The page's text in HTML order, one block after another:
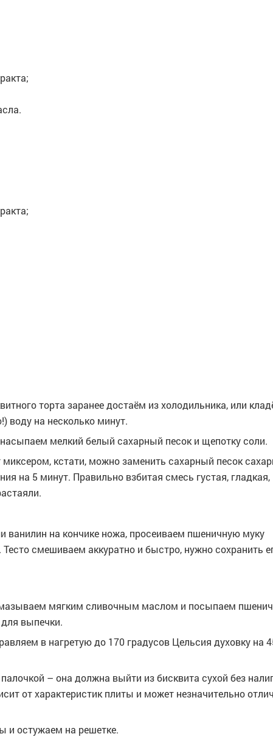
торта заранее достаём из холодильника, или
воду на несколько минут.
мелкий белый сахарный песок и щепотку соли.
кстати, можно заменить сахарный песок
на 5 минут. Правильно взбитая смесь густая, гладкая,
ванилин на кончике ножа, просеиваем пшеничную муку
смешиваем аккуратно и быстро, нужно сохранить
мягким сливочным маслом и посыпаем
выпечки.
в нагретую до 170 градусов Цельсия духовку на
– она должна выйти из бисквита сухой без
от характеристик плиты и может незначительно
и остужаем на решетке.